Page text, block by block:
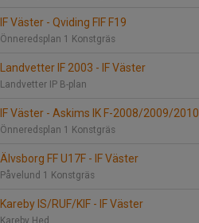
IF Väster - Qviding FIF F19
Önneredsplan 1 Konstgräs
Landvetter IF 2003 - IF Väster
Landvetter IP B-plan
IF Väster - Askims IK F-2008/2009/2010
Önneredsplan 1 Konstgräs
Älvsborg FF U17F - IF Väster
Påvelund 1 Konstgräs
Kareby IS/RUF/KIF - IF Väster
Kareby Hed